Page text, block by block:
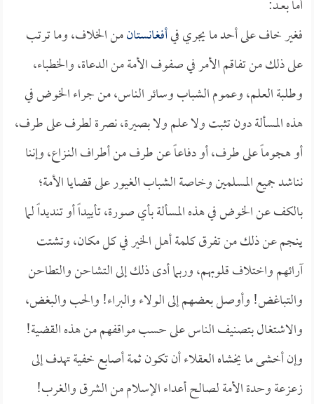
أما بعــد:
فغير خاف على أحد ما يجري فيأفغانستانمن الخلاف، وما ترتب
على ذلك من تفاقم الأمر في صفوف الأمة من الدعاة، والخطباء،
وطلبة العلم، وعموم الشباب وسائر الناس، من جراء الخوض في
هذه المسألة دون تثبت ولا علم ولا بصيرة، نصرة لطرف على طرف،
أو هجوماً على طرف، أو دفاعاً عن طرف من أطراف النـزاع، وإننا
نناشد جميع المسلمين وخاصة الشباب الغيور على قضايا الأمة؛
بالكف عن الخوض في هذه المسألة بأي صورة، تأييداً أو تنديداً لما
ينجم عن ذلك من تفرق كلمة أهل الخير في كل مكان، وتشتت
آرائهم واختلاف قلوبهم، وربما أدى ذلك إلى التشاحن والتطاحن
والتباغض! وأوصل بعضهم إلى الولاء والبراء! والحب والبغض،
والاشتغال بتصنيف الناس على حسب مواقفهم من هذه القضية!
وإن أخشى ما يخشاه العقلاء أن تكون ثمة أصابع خفية تهدف إلى
زعزعة وحدة الأمة لصالح أعداء الإسلام من الشرق والغرب!